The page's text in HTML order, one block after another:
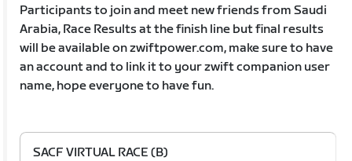
Participants to join and meet new friends from Saudi
Arabia, Race Results at the finish line but final results
will be available on zwiftpower.com, make sure to have
an account and to link it to your zwift companion user
name, hope everyone to have fun.
SACF VIRTUAL RACE (B)